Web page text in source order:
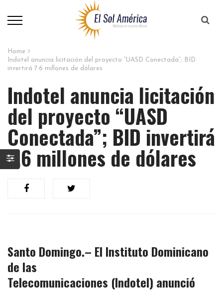
Home
Indotel anuncia licitación del proyecto “UASD Conectada”; BID
invertirá 7.6 millones de dólares
Indotel anuncia licitación
del proyecto “UASD
Conectada”; BID invertirá
7.6 millones de dólares
Santo Domingo.– El Instituto Dominicano
de las
Telecomunicaciones (Indotel) anunció